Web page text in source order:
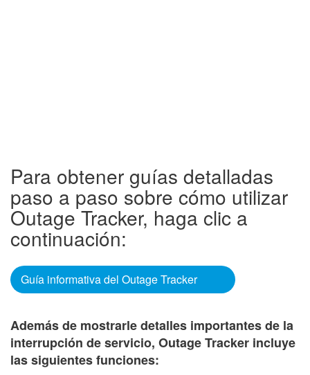
Para obtener guías detalladas
paso a paso sobre cómo utilizar
Outage Tracker, haga clic a
continuación:
Guía informativa del Outage Tracker
Además de mostrarle detalles importantes de la
interrupción de servicio, Outage Tracker incluye
las siguientes funciones: